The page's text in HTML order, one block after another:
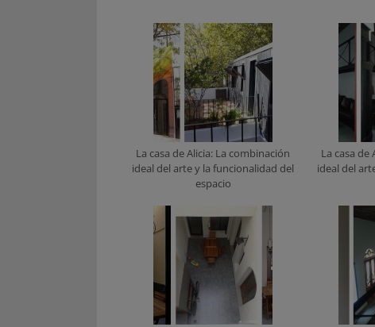
La casa de Alicia: La combinación
ideal del arte y la funcionalidad del
espacio
La casa de
ideal del